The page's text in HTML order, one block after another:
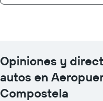
Opiniones y
autos en
Compostela